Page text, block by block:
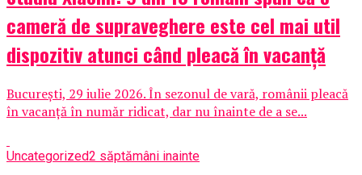
cameră de supraveghere este cel mai util
dispozitiv atunci când pleacă în vacanță
București, 29 iulie 2026. În sezonul de vară, românii pleacă
în vacanță în număr ridicat, dar nu înainte de a se...
Uncategorized2 săptămâni inainte